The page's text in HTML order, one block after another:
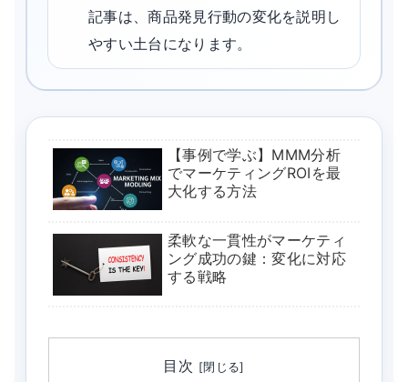
記事は、商品発見行動の変化を説明し
やすい土台になります。
【事例で学ぶ】MMM分析
でマーケティングROIを最
大化する方法
柔軟な一貫性がマーケティ
ング成功の鍵：変化に対応
する戦略
目次